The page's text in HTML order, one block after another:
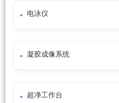
电泳仪
凝胶成像系统
超净工作台